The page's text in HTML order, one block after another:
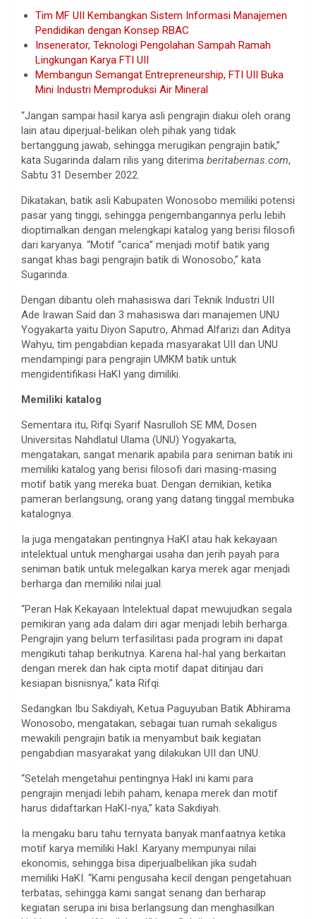
Tim MF UII Kembangkan Sistem Informasi Manajemen
Pendidikan dengan Konsep RBAC
Insenerator, Teknologi Pengolahan Sampah Ramah
Lingkungan Karya FTI UII
Membangun Semangat Entrepreneurship, FTI UII Buka
Mini Industri Memproduksi Air Mineral
“Jangan sampai hasil karya asli pengrajin diakui oleh orang
lain atau diperjual-belikan oleh pihak yang tidak
bertanggung jawab, sehingga merugikan pengrajin batik,”
kata Sugarinda dalam rilis yang diterima beritabernas.com,
Sabtu 31 Desember 2022.
Dikatakan, batik asli Kabupaten Wonosobo memiliki potensi
pasar yang tinggi, sehingga pengembangannya perlu lebih
dioptimalkan dengan melengkapi katalog yang berisi filosofi
dari karyanya. “Motif “carica” menjadi motif batik yang
sangat khas bagi pengrajin batik di Wonosobo,” kata
Sugarinda.
Dengan dibantu oleh mahasiswa dari Teknik Industri UII
Ade Irawan Said dan 3 mahasiswa dari manajemen UNU
Yogyakarta yaitu Diyon Saputro, Ahmad Alfarizi dan Aditya
Wahyu, tim pengabdian kepada masyarakat UII dan UNU
mendampingi para pengrajin UMKM batik untuk
mengidentifikasi HaKI yang dimiliki.
Memiliki katalog
Sementara itu, Rifqi Syarif Nasrulloh SE MM, Dosen
Universitas Nahdlatul Ulama (UNU) Yogyakarta,
mengatakan, sangat menarik apabila para seniman batik ini
memiliki katalog yang berisi filosofi dari masing-masing
motif batik yang mereka buat. Dengan demikian, ketika
pameran berlangsung, orang yang datang tinggal membuka
katalognya.
Ia juga mengatakan pentingnya HaKI atau hak kekayaan
intelektual untuk menghargai usaha dan jerih payah para
seniman batik untuk melegalkan karya merek agar menjadi
berharga dan memiliki nilai jual.
“Peran Hak Kekayaan Intelektual dapat mewujudkan segala
pemikiran yang ada dalam diri agar menjadi lebih berharga.
Pengrajin yang belum terfasilitasi pada program ini dapat
mengikuti tahap berikutnya. Karena hal-hal yang berkaitan
dengan merek dan hak cipta motif dapat ditinjau dari
kesiapan bisnisnya,” kata Rifqi.
Sedangkan Ibu Sakdiyah, Ketua Paguyuban Batik Abhirama
Wonosobo, mengatakan, sebagai tuan rumah sekaligus
mewakili pengrajin batik ia menyambut baik kegiatan
pengabdian masyarakat yang dilakukan UII dan UNU.
“Setelah mengetahui pentingnya HakI ini kami para
pengrajin menjadi lebih paham, kenapa merek dan motif
harus didaftarkan HaKI-nya,” kata Sakdiyah.
Ia mengaku baru tahu ternyata banyak manfaatnya ketika
motif karya memiliki HakI. Karyany mempunyai nilai
ekonomis, sehingga bisa diperjualbelikan jika sudah
memiliki HaKI. “Kami pengusaha kecil dengan pengetahuan
terbatas, sehingga kami sangat senang dan berharap
kegiatan serupa ini bisa berlangsung dan menghasilkan